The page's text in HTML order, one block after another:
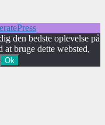
den bedste oplevelse på
bruge dette websted,
Ok